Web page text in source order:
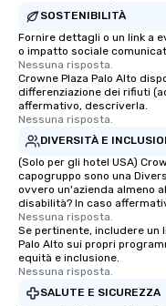
SOSTENIBILITÀ
Fornire dettagli o un link a
o impatto sociale
Nessuna risposta.
Crowne Plaza Palo Alto
differenziazione dei rifiuti
affermativo, descriverla.
Nessuna risposta.
DIVERSITÀ E
(Solo per gli hotel USA)
capogruppo sono una
ovvero un'azienda almeno
disabilità? In caso
Nessuna risposta.
Se pertinente, includere un
Palo Alto sui propri
equità e inclusione.
Nessuna risposta.
SALUTE E SICUREZZA